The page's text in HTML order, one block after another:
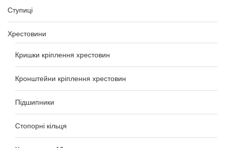
Ступиці
Хрестовини
Кришки кріплення хрестовин
Кронштейни кріплення хрестовин
Підшипники
Стопорні кільця